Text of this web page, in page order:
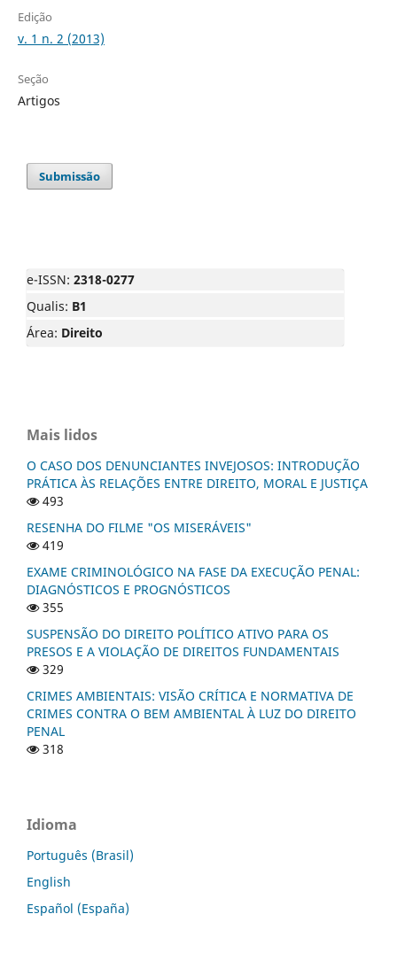
Edição
v. 1 n. 2 (2013)
Seção
Artigos
Submissão
e-ISSN: 2318-0277
Qualis: B1
Área: Direito
Mais lidos
O CASO DOS DENUNCIANTES INVEJOSOS: INTRODUÇÃO
PRÁTICA ÀS RELAÇÕES ENTRE DIREITO, MORAL E JUSTIÇA
493
RESENHA DO FILME "OS MISERÁVEIS"
419
EXAME CRIMINOLÓGICO NA FASE DA EXECUÇÃO PENAL:
DIAGNÓSTICOS E PROGNÓSTICOS
355
SUSPENSÃO DO DIREITO POLÍTICO ATIVO PARA OS
PRESOS E A VIOLAÇÃO DE DIREITOS FUNDAMENTAIS
329
CRIMES AMBIENTAIS: VISÃO CRÍTICA E NORMATIVA DE
CRIMES CONTRA O BEM AMBIENTAL À LUZ DO DIREITO
PENAL
318
Idioma
Português (Brasil)
English
Español (España)